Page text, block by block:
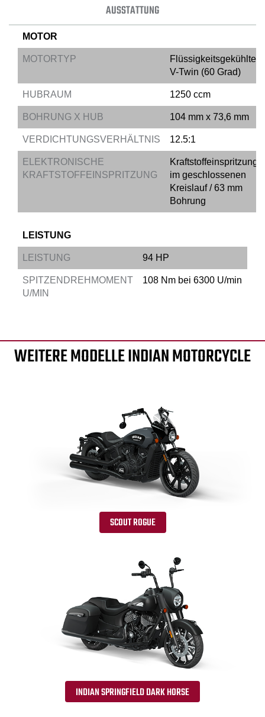
AUSSTATTUNG
MOTOR
MOTORTYP
Flüssigkeitsgekühlter
V-Twin (60 Grad)
HUBRAUM 1250 ccm
BOHRUNG X HUB 104 mm x 73,6 mm
VERDICHTUNGSVERHÄLTNIS 12.5:1
ELEKTRONISCHE
KRAFTSTOFFEINSPRITZUNG
Kraftstoffeinspritzung
im geschlossenen
Kreislauf / 63 mm
Bohrung
LEISTUNG
LEISTUNG 94 HP
SPITZENDREHMOMENT
U/MIN
108 Nm bei 6300 U/min
WEITERE MODELLE INDIAN MOTORCYCLE
SCOUT ROGUE
INDIAN SPRINGFIELD DARK HORSE